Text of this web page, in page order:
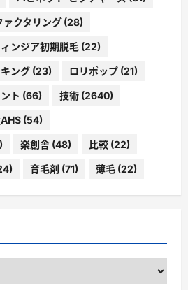
ァクタリング (28)
ンジア初期脱毛 (22)
ング (23) ロリポップ (21)
ト (66) 技術 (2640)
(54)
楽創舎 (48) 比較 (22)
育毛剤 (71) 薄毛 (22)